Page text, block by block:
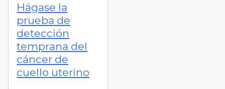
Hágase la
prueba de
detección
temprana del
cáncer de
cuello uterino